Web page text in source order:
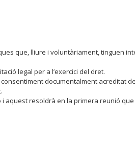
que, lliure i voluntàriament, tinguen
legal per a l’exercici del dret.
documentalment acreditat
aquest resoldrà en la primera reunió